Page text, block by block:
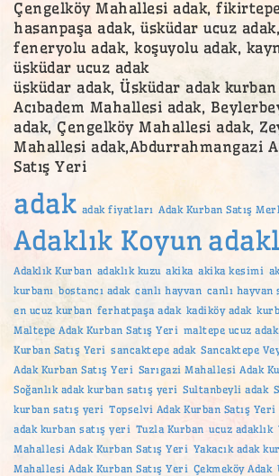
Çengelköy Mahallesi adak,
hasanpaşa adak, üsküdar ucuz
feneryolu adak, koşuyolu adak,
üsküdar ucuz adak
üsküdar adak, Üsküdar adak
Acıbadem Mahallesi adak,
adak, Çengelköy Mahallesi adak,
Mahallesi adak,Abdurrahmangazi
Satış Yeri
adak adak fiyatları Adak Kurban Satış
Adaklık Koyun
Adaklık Kurban adaklık kuzu akika akika kesimi
kurbanı bostancı adak canlı hayvan canlı hayvan
en ucuz kurban ferhatpaşa adak kadiköy adak
Maltepe Adak Kurban Satış Yeri maltepe ucuz adak
Kurban Satış Yeri sancaktepe adak Sancaktepe
Adak Kurban Satış Yeri Sarıgazi Mahallesi Adak
Soğanlık adak kurban satış yeri Sultanbeyli adak
kurban satış yeri Topselvi Adak Kurban Satış Yeri
adak kurban satış yeri Tuzla Kurban ucuz adaklık
Mahallesi Adak Kurban Satış Yeri Yakacık adak
Mahallesi Adak Kurban Satış Yeri Çekmeköy Adak